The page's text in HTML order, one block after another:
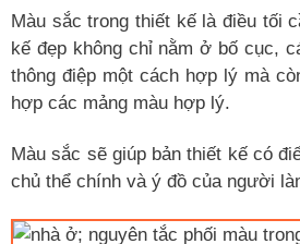
Màu sắc trong thiết kế là điều tối
kế đẹp không chỉ nằm ở bố cục,
thông điệp một cách hợp lý mà
hợp các mảng màu hợp lý.
Màu sắc sẽ giúp bản thiết kế có
chủ thể chính và ý đồ của người